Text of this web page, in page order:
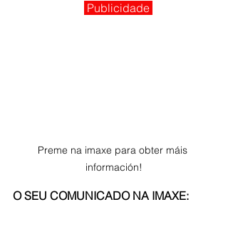
Publicidade
Preme na imaxe para obter máis
información!
O SEU COMUNICADO NA IMAXE: